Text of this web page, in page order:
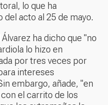
lo que ha
acto al 25 de mayo.
ha dicho que "no
lo hizo en
por tres veces por
intereses
embargo, añade, "en
el carrito de los